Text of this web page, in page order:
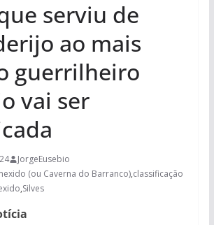
serviu de
ao mais
guerrilheiro
vai ser
JorgeEusebio
(ou Caverna do Barranco),classificação
,Silves